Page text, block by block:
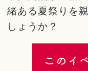
緒ある夏祭りを
しょうか？
このイ